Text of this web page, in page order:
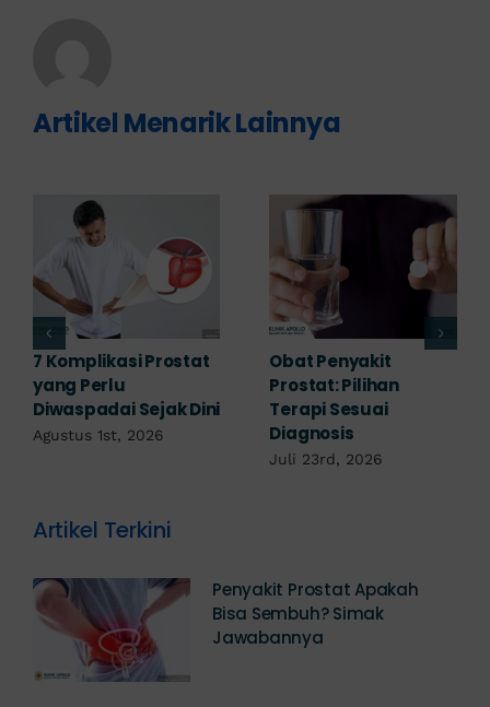
Artikel Menarik Lainnya
Penyakit Prostat Bisa
Sembuh? Ini
Penjelasannya
Juli 22nd, 2026
Pengobatan Penyakit
Prostat Sesuai Jenis
dan Penyebabnya
Juli 20th, 2026
Bisa Sembuh? Simak
Jawabannya